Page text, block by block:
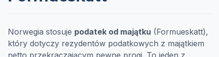
Norwegia stosuje podatek od majątku (Formueskatt),
który dotyczy rezydentów podatkowych z majątkiem
netto przekraczającym pewne progi. To jeden z